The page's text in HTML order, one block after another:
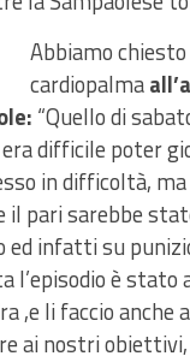
Abbiamo
cardiopalma
“Quello di
difficile poter
in difficoltà,
il pari sarebbe
infatti su
l’episodio è
,e li faccio anche
ai nostri